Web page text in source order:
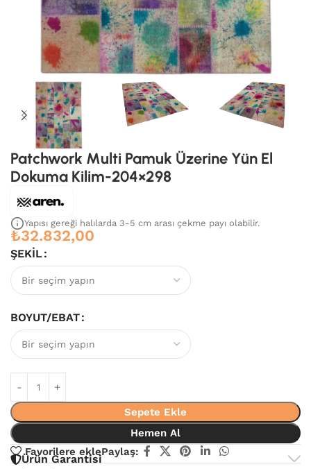
Patchwork Multi Pamuk Üzerine Yün El
Dokuma Kilim-204×298
Yapısı gereği halılarda 3-5 cm arası çekme payı olabilir.
₺32.832,00
ŞEKIL
BOYUT/EBAT
Sepete Ekle
Hemen Al
Favorilere eklePaylaş:
Ürün Garantisi